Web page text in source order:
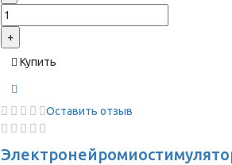
+
Купить
Оставить отзыв